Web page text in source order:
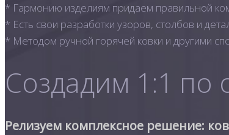
* Гармонию изделиям придаем правильной
* Есть свои разработки узоров, столбов и
* Методом ручной горячей ковки и другими
Создадим 1:1 по
Релизуем комплексное решение: